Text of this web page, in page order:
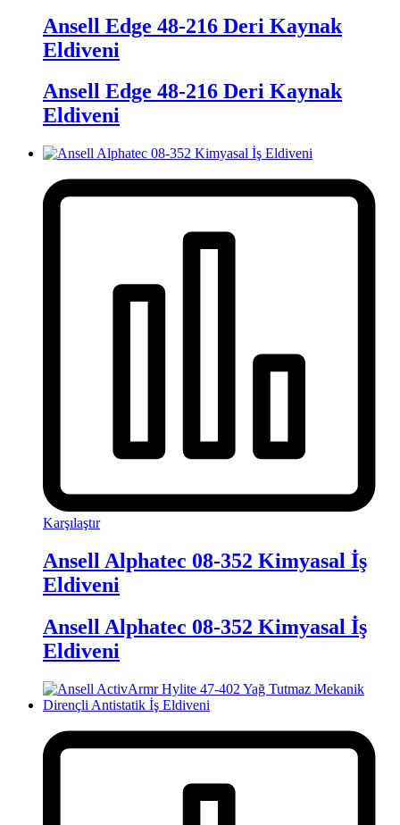
Ansell Edge 48-216 Deri Kaynak
Eldiveni
Ansell Edge 48-216 Deri Kaynak
Eldiveni
Karşılaştır
Ansell Alphatec 08-352 Kimyasal İş
Eldiveni
Ansell Alphatec 08-352 Kimyasal İş
Eldiveni